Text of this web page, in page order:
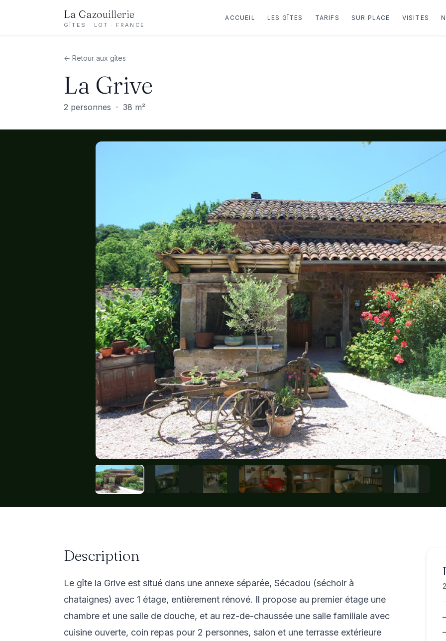
La Gazouillerie
GÎTES · LOT · FRANCE
ACCUEIL LES GÎTES TARIFS SUR PLACE VISITES
← Retour aux gîtes
La Grive
2 personnes · 38 m²
Description
Le gîte la Grive est situé dans une annexe séparée, Sécadou (séchoir à
chataignes) avec 1 étage, entièrement rénové. Il propose au premier étage une
chambre et une salle de douche, et au rez-de-chaussée une salle familiale avec
cuisine ouverte, coin repas pour 2 personnes, salon et une terrasse extérieure